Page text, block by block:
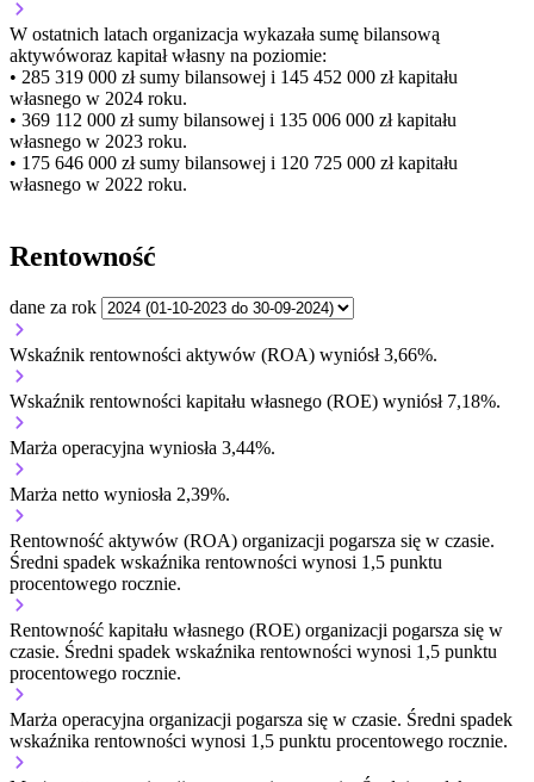
W ostatnich latach organizacja wykazała sumę bilansową
aktywóworaz kapitał własny na poziomie:
• 285 319 000 złsumy bilansowej i 145 452 000 zł kapitału
własnego w 2024 roku.
• 369 112 000 złsumy bilansowej i 135 006 000 zł kapitału
własnego w 2023 roku.
• 175 646 000 złsumy bilansowej i 120 725 000 zł kapitału
własnego w 2022 roku.
Rentowność
dane za rok
Wskaźnik rentowności aktywów (ROA) wyniósł 3,66%.
Wskaźnik rentowności kapitału własnego (ROE) wyniósł 7,18%.
Marża operacyjna wyniosła 3,44%.
Marża netto wyniosła 2,39%.
Rentowność aktywów (ROA) organizacji pogarsza się w czasie.
Średni spadek wskaźnika rentowności wynosi 1,5 punktu
procentowego rocznie.
Rentowność kapitału własnego (ROE) organizacji pogarsza się w
czasie. Średni spadek wskaźnika rentowności wynosi 1,5 punktu
procentowego rocznie.
Marża operacyjna organizacji pogarsza się w czasie. Średni spadek
wskaźnika rentowności wynosi 1,5 punktu procentowego rocznie.